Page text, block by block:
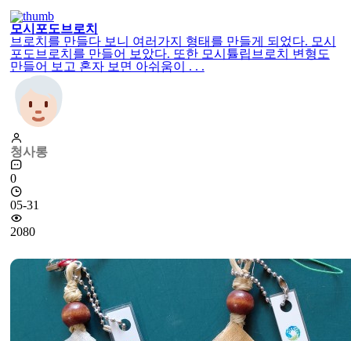
모시포도브로치
브로치를 만들다 보니 여러가지 형태를 만들게 되었다. 모시
포도브로치를 만들어 보았다. 또한 모시튤립브로치 변형도
만들어 보고 혼자 보면 아쉬움이 . . .
청사롱
0
05-31
2080